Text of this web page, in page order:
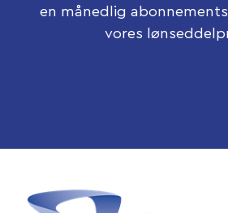
en månedlig
vores